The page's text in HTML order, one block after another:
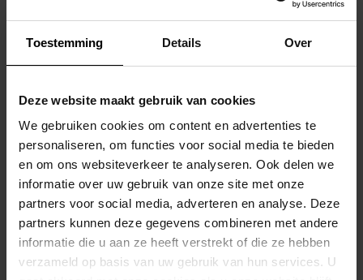
Toestemming Details Over
Deze website maakt gebruik van cookies
We gebruiken cookies om content en advertenties te
personaliseren, om functies voor social media te bieden
en om ons websiteverkeer te analyseren. Ook delen we
informatie over uw gebruik van onze site met onze
partners voor social media, adverteren en analyse. Deze
partners kunnen deze gegevens combineren met andere
informatie die u aan ze heeft verstrekt of die ze hebben
verzameld op basis van uw gebruik van hun services. U
Zet je schrap voor een leuke tijd met PUMP!'s Velocity Jock.
Met zijn helderwitte lichaam, elektrisch blauwe mesh cup en
achterhoofd, ben je er zeker van dat je koel en comfortabel bent,
zowel buiten als op het circuit, terwijl de roodgloeiende
beenelastieken je bumper zowel ondersteunen als optillen voor het
perfecte zelfvertrouwen.
45 mm brede elektrisch blauw en rood gestreepte tailleband
Witte grote voorpanelen van geweven gaas met katoenen